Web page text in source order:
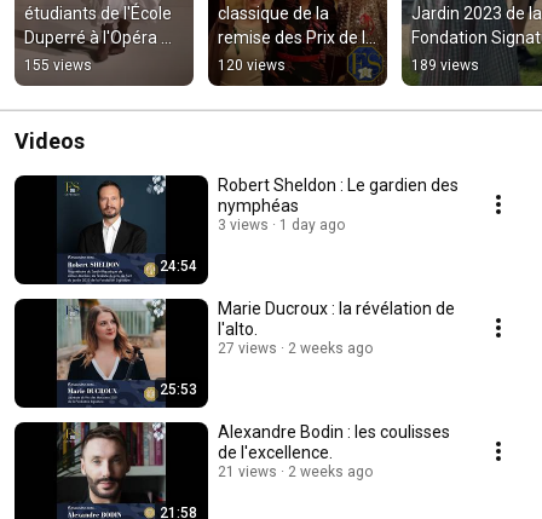
étudiants de l'École
Duperré à l'Opéra
Bastille
155 views
classique de la
remise des Prix de la
Fondation Signature
120 views
Jardin 2023 de la
Fondation
189 views
Videos
24:54
Robert Sheldon : Le gardien des
nymphéas
3 views 1 day ago
25:53
Marie Ducroux : la révélation de
l'alto.
27 views 2 weeks ago
21:58
Alexandre Bodin : les coulisses
de l'excellence.
21 views 2 weeks ago